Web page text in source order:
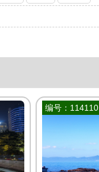
编号：114110